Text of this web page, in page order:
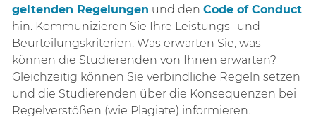
geltenden Regelungen und den Code of Conduct
hin. Kommunizieren Sie Ihre Leistungs- und
Beurteilungskriterien. Was erwarten Sie, was
können die Studierenden von Ihnen erwarten?
Gleichzeitig können Sie verbindliche Regeln setzen
und die Studierenden über die Konsequenzen bei
Regelverstößen (wie Plagiate) informieren.